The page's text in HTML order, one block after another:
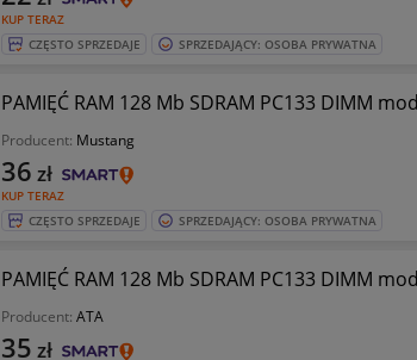
KUP TERAZ
CZĘSTO SPRZEDAJE SPRZEDAJĄCY: OSOBA PRYWATNA
PAMIĘĆ RAM 128 Mb SDRAM PC133 DIMM
Producent: Mustang
KUP TERAZ
36 zł
CZĘSTO SPRZEDAJE SPRZEDAJĄCY: OSOBA PRYWATNA
PAMIĘĆ RAM 128 Mb SDRAM PC133 DIMM
Producent: ATA
35 zł